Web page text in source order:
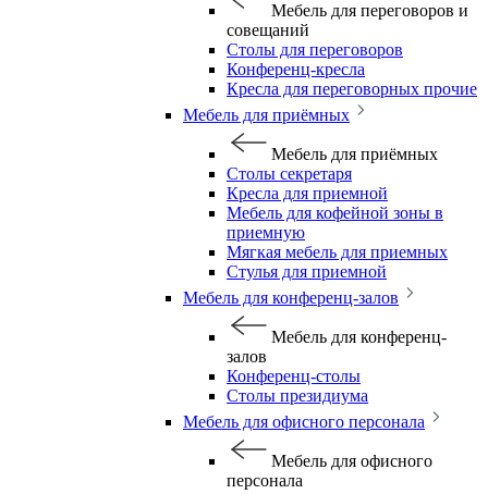
Мебель для переговоров и
совещаний
Столы для переговоров
Конференц-кресла
Кресла для переговорных прочие
Мебель для приёмных
Мебель для приёмных
Столы секретаря
Кресла для приемной
Мебель для кофейной зоны в
приемную
Мягкая мебель для приемных
Стулья для приемной
Мебель для конференц-залов
Мебель для конференц-
залов
Конференц-столы
Столы президиума
Мебель для офисного персонала
Мебель для офисного
персонала